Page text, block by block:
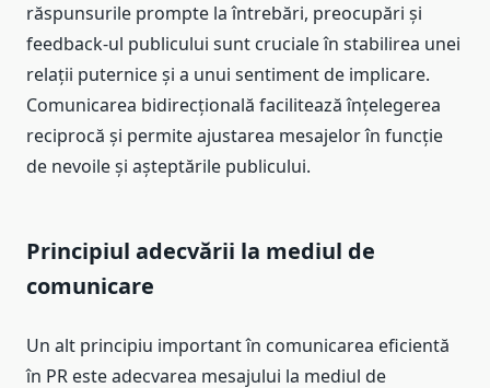
răspunsurile prompte la întrebări, preocupări și
feedback-ul publicului sunt cruciale în stabilirea unei
relații puternice și a unui sentiment de implicare.
Comunicarea bidirecțională facilitează înțelegerea
reciprocă și permite ajustarea mesajelor în funcție
de nevoile și așteptările publicului.
Principiul adecvării la mediul de
comunicare
Un alt principiu important în comunicarea eficientă
în PR este adecvarea mesajului la mediul de